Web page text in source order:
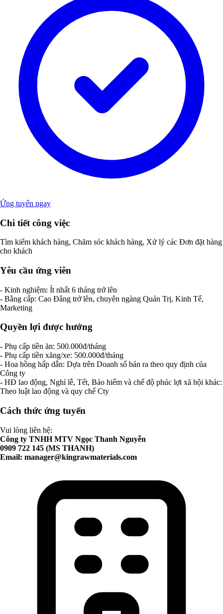
Ứng tuyển ngay
Chi tiết công việc
Tìm kiếm khách hàng, Chăm sóc khách hàng, Xử lý các Đơn đặt hàng
cho khách
Yêu cầu ứng viên
- Kinh nghiệm: Ít nhất 6 tháng trở lên
- Bằng cấp: Cao Đẳng trở lên, chuyên ngàng Quản Trị, Kinh Tế,
Marketing
Quyền lợi được hưởng
- Phụ cấp tiền ăn: 500.000đ/tháng
- Phụ cấp tiền xăng/xe: 500.000đ/tháng
- Hoa hồng hấp dẫn: Dựa trên Doanh số bán ra theo quy định của
Công ty
- HĐ lao động, Nghỉ lễ, Tết, Bảo hiểm và chế độ phúc lợi xã hội khác:
Theo luật lao động và quy chế Cty
Cách thức ứng tuyển
Vui lòng liên hệ:
Công ty TNHH MTV Ngọc Thanh Nguyễn
0909 722 145 (MS THANH)
Email: manager@kingrawmaterials.com